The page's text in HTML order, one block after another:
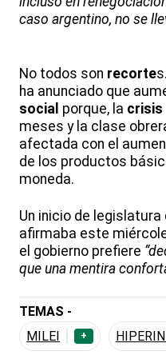
caso argentino, no se
No todos son recorte
ha anunciado que
social porque, la crisis
meses y la clase
afectada con el
de los productos
moneda.
Un inicio de
afirmaba este
el gobierno prefiere
que una mentira
TEMAS -
MILEI
+